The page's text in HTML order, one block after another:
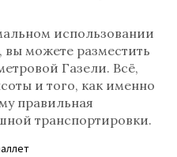
использовании
вы можете разместить
Газели. Всё,
и того, как именно
правильная
транспортировки.